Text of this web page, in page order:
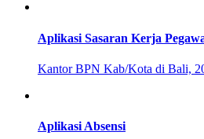
Aplikasi Sasaran Kerja
Kantor BPN Kab/Kota di Bali,
Aplikasi Absensi